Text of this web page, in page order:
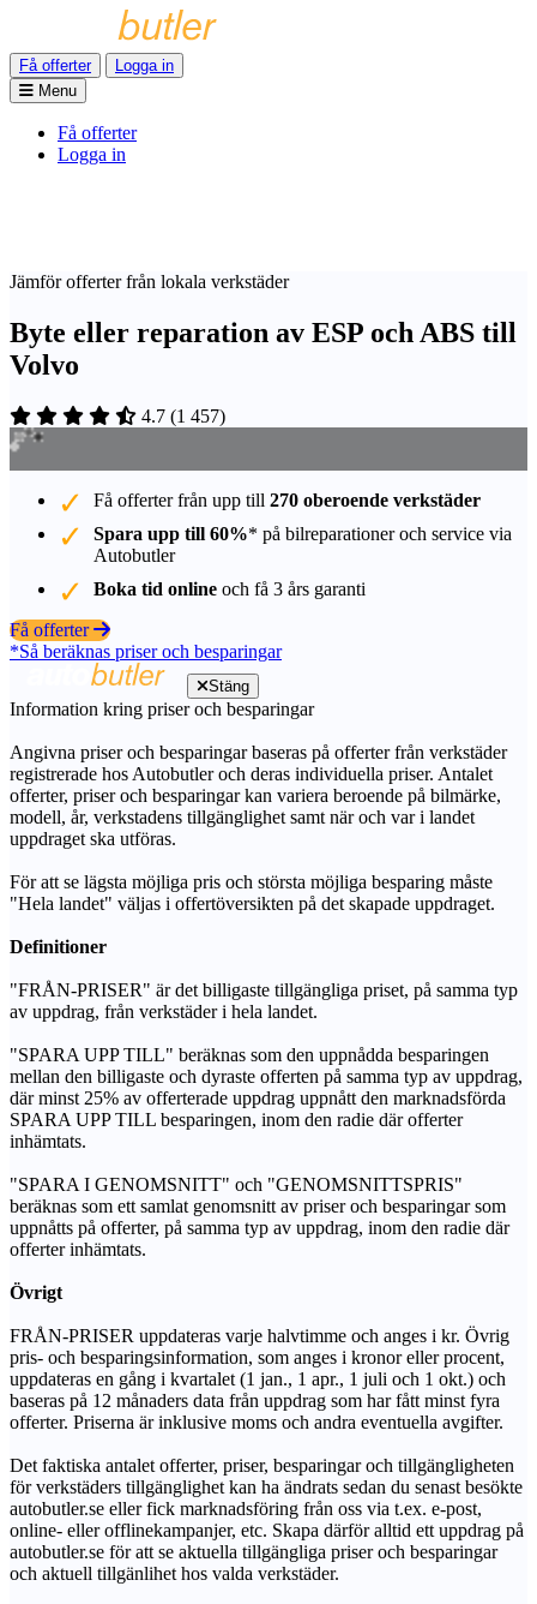
Få offerter
Logga in
Menu
Få offerter
Logga in
Jämför offerter från lokala verkstäder
Byte eller reparation av ESP och ABS till
Volvo
4.7 (1 457)
Få offerter från upp till 270 oberoende verkstäder
Spara upp till 60%* på bilreparationer och service via
Autobutler
Boka tid online och få 3 års garanti
Få offerter
*Så beräknas priser och besparingar
Stäng
Information kring priser och besparingar
Angivna priser och besparingar baseras på offerter från verkstäder
registrerade hos Autobutler och deras individuella priser. Antalet
offerter, priser och besparingar kan variera beroende på bilmärke,
modell, år, verkstadens tillgänglighet samt när och var i landet
uppdraget ska utföras.
För att se lägsta möjliga pris och största möjliga besparing måste
"Hela landet" väljas i offertöversikten på det skapade uppdraget.
Definitioner
"FRÅN-PRISER" är det billigaste tillgängliga priset, på samma typ
av uppdrag, från verkstäder i hela landet.
"SPARA UPP TILL" beräknas som den uppnådda besparingen
mellan den billigaste och dyraste offerten på samma typ av uppdrag,
där minst 25% av offerterade uppdrag uppnått den marknadsförda
SPARA UPP TILL besparingen, inom den radie där offerter
inhämtats.
"SPARA I GENOMSNITT" och "GENOMSNITTSPRIS"
beräknas som ett samlat genomsnitt av priser och besparingar som
uppnåtts på offerter, på samma typ av uppdrag, inom den radie där
offerter inhämtats.
Övrigt
FRÅN-PRISER uppdateras varje halvtimme och anges i kr. Övrig
pris- och besparingsinformation, som anges i kronor eller procent,
uppdateras en gång i kvartalet (1 jan., 1 apr., 1 juli och 1 okt.) och
baseras på 12 månaders data från uppdrag som har fått minst fyra
offerter. Priserna är inklusive moms och andra eventuella avgifter.
Det faktiska antalet offerter, priser, besparingar och tillgängligheten
för verkstäders tillgänglighet kan ha ändrats sedan du senast besökte
autobutler.se eller fick marknadsföring från oss via t.ex. e-post,
online- eller offlinekampanjer, etc. Skapa därför alltid ett uppdrag på
autobutler.se för att se aktuella tillgängliga priser och besparingar
och aktuell tillgänlihet hos valda verkstäder.